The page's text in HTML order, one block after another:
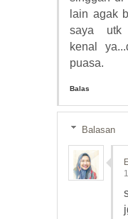
lain agak
saya utk
kenal
puasa.
Balas
Balasan